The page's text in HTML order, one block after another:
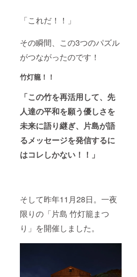
「これだ！！」
その瞬間、この3つのパズル
がつながったのです！
竹灯籠！！
「この竹を再活用して、先
人達の平和を願う優しさを
未来に語り継ぎ、片島が語
るメッセージを発信するに
はコレしかない！！」
そして昨年11月28日。一夜
限りの「片島 竹灯籠まつ
り」を開催しました。